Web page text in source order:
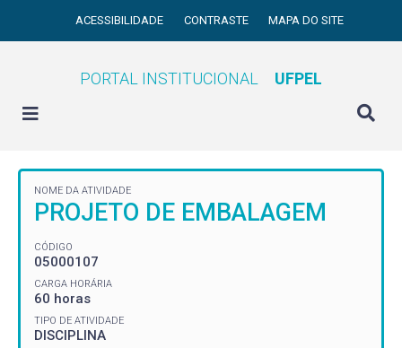
ACESSIBILIDADE CONTRASTE MAPA DO SITE
PORTAL INSTITUCIONAL UFPEL
NOME DA ATIVIDADE
PROJETO DE EMBALAGEM
CÓDIGO
05000107
CARGA HORÁRIA
60 horas
TIPO DE ATIVIDADE
DISCIPLINA